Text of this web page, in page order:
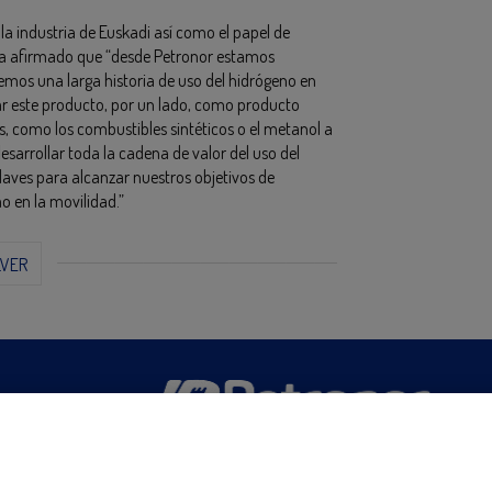
industria de Euskadi así como el papel de
afirmado que “desde Petronor estamos
una larga historia de uso del hidrógeno en
este producto, por un lado, como producto
como los combustibles sintéticos o el metanol a
toda la cadena de valor del uso del
para alcanzar nuestros objetivos de
en la movilidad.”